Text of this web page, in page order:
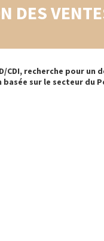
DES
CDI, recherche pour un
sur le secteur du